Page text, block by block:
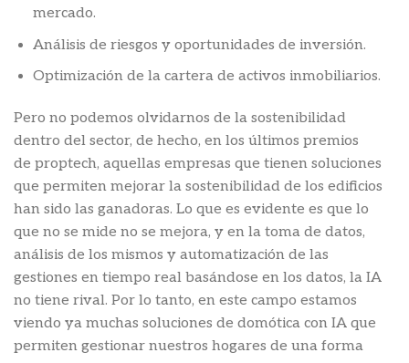
mercado.
Análisis de riesgos y oportunidades de inversión.
Optimización de la cartera de activos inmobiliarios.
Pero no podemos olvidarnos de la sostenibilidad
dentro del sector, de hecho, en los últimos premios
de proptech, aquellas empresas que tienen soluciones
que permiten mejorar la sostenibilidad de los edificios
han sido las ganadoras. Lo que es evidente es que lo
que no se mide no se mejora, y en la toma de datos,
análisis de los mismos y automatización de las
gestiones en tiempo real basándose en los datos, la IA
no tiene rival. Por lo tanto, en este campo estamos
viendo ya muchas soluciones de domótica con IA que
permiten gestionar nuestros hogares de una forma